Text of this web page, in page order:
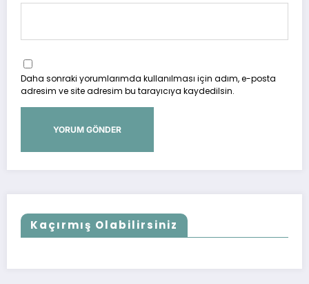
Daha sonraki yorumlarımda kullanılması için adım, e-posta
adresim ve site adresim bu tarayıcıya kaydedilsin.
Kaçırmış Olabilirsiniz